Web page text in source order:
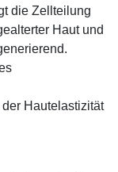
die Zellteilung
Haut und
Hautelastizität